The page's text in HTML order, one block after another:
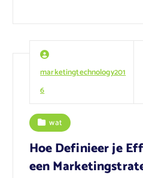
marketingtechnology201
6
wat
Hoe Definieer je
een